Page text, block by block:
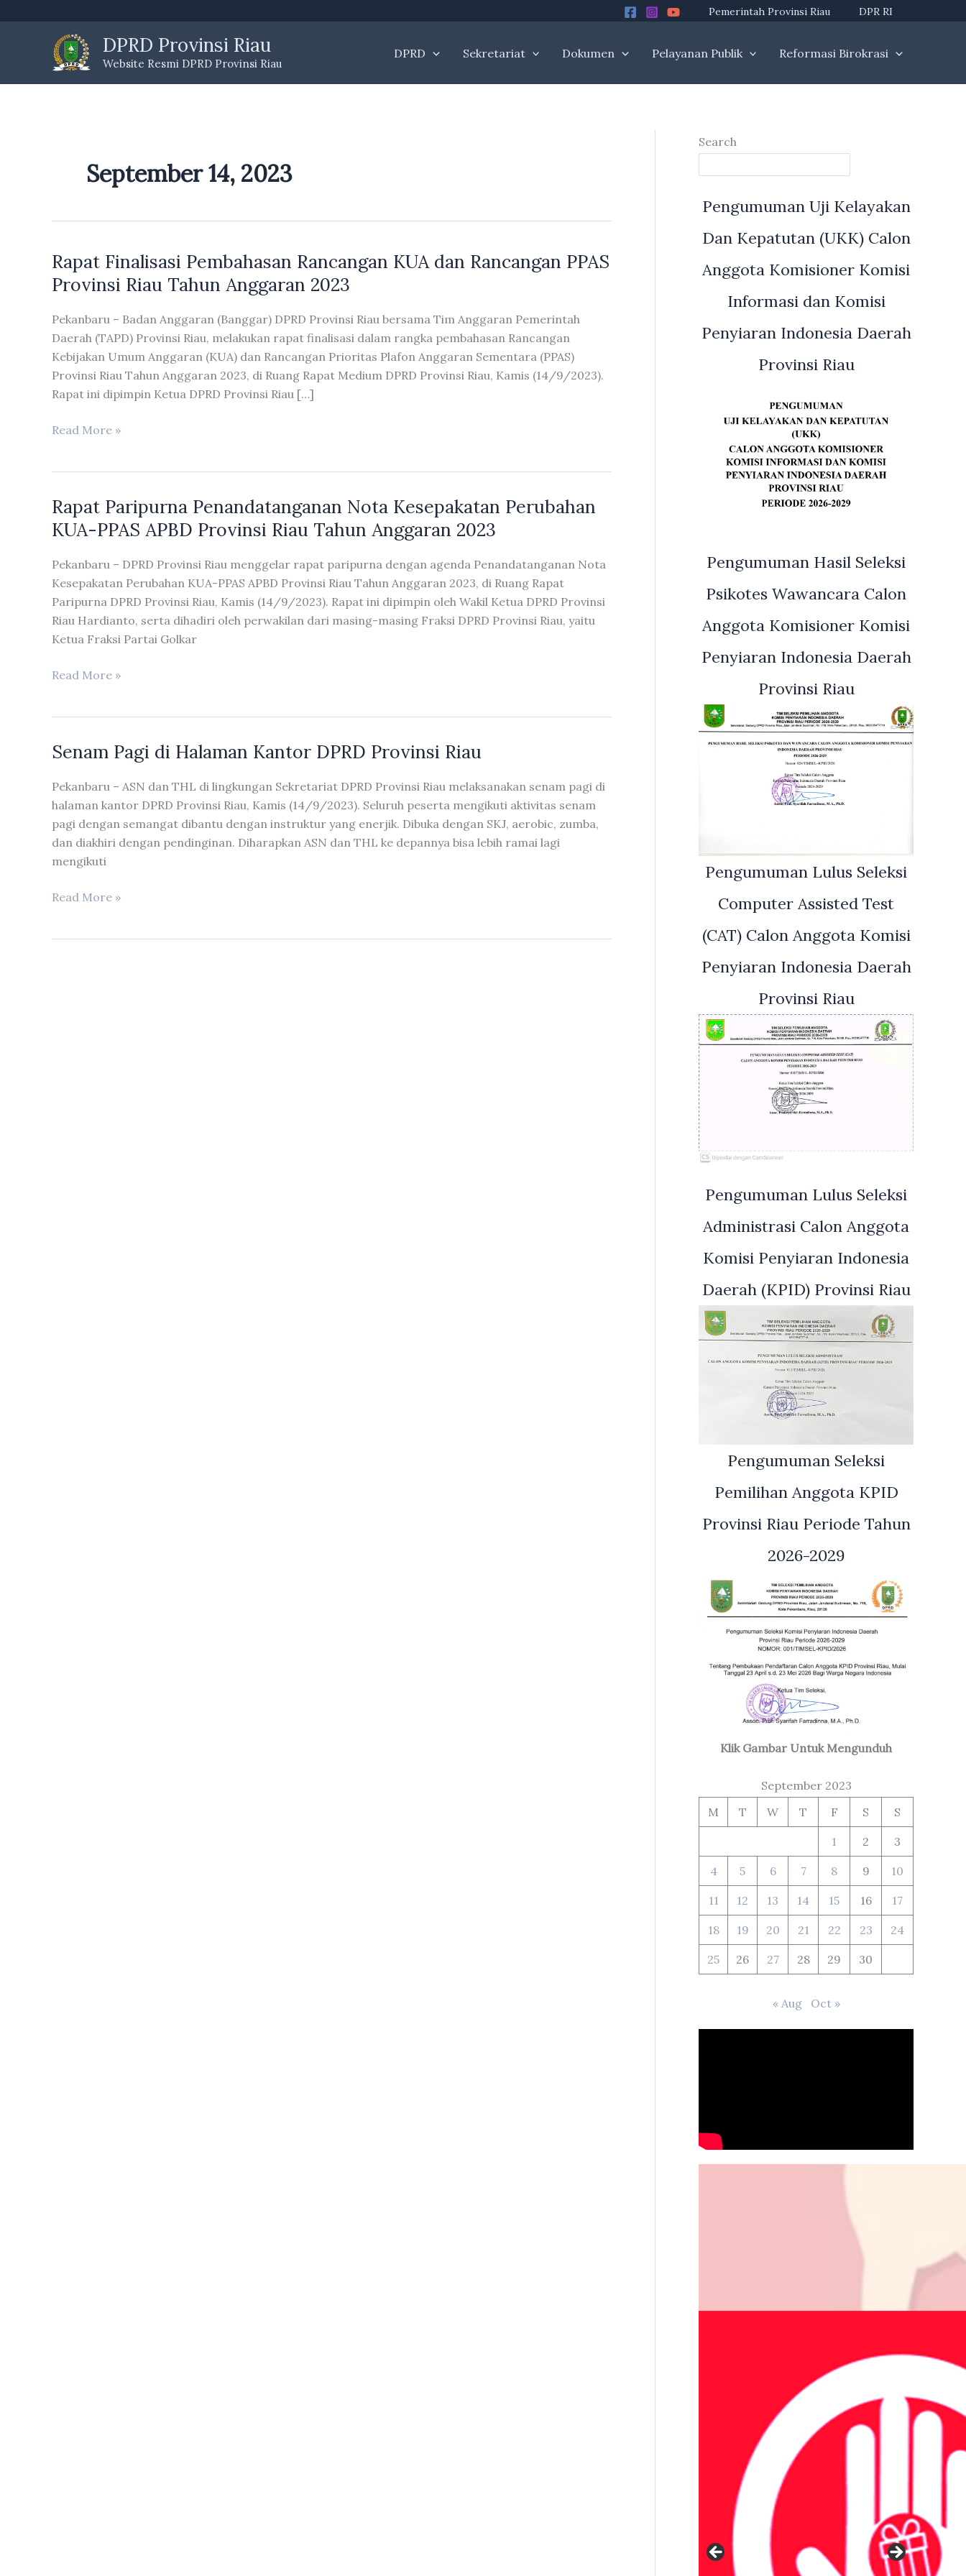
Pemerintah Provinsi Riau DPR RI
DPRD Provinsi Riau
Website Resmi DPRD Provinsi Riau
DPRD Sekretariat Dokumen Pelayanan Publik Reformasi Birokrasi
September 14, 2023
Rapat Finalisasi Pembahasan Rancangan KUA dan Rancangan PPAS
Provinsi Riau Tahun Anggaran 2023
Pekanbaru – Badan Anggaran (Banggar) DPRD Provinsi Riau bersama Tim Anggaran Pemerintah
Daerah (TAPD) Provinsi Riau, melakukan rapat finalisasi dalam rangka pembahasan Rancangan
Kebijakan Umum Anggaran (KUA) dan Rancangan Prioritas Plafon Anggaran Sementara (PPAS)
Provinsi Riau Tahun Anggaran 2023, di Ruang Rapat Medium DPRD Provinsi Riau, Kamis (14/9/2023).
Rapat ini dipimpin Ketua DPRD Provinsi Riau […]
Rapat
KUA
dan
PPAS
Provinsi
Riau
Tahun
Anggaran
Read More »
Rapat Paripurna Penandatanganan Nota Kesepakatan Perubahan
KUA-PPAS APBD Provinsi Riau Tahun Anggaran 2023
Pekanbaru – DPRD Provinsi Riau menggelar rapat paripurna dengan agenda Penandatanganan Nota
Kesepakatan Perubahan KUA-PPAS APBD Provinsi Riau Tahun Anggaran 2023, di Ruang Rapat
Paripurna DPRD Provinsi Riau, Kamis (14/9/2023). Rapat ini dipimpin oleh Wakil Ketua DPRD Provinsi
Riau Hardianto, serta dihadiri oleh perwakilan dari masing-masing Fraksi DPRD Provinsi Riau, yaitu
Ketua Fraksi Partai Golkar
Rapat
Kesepakatan
KUA-
PPAS
APBD
Provinsi
Riau
Anggaran
Read More »
Senam Pagi di Halaman Kantor DPRD Provinsi Riau
Pekanbaru – ASN dan THL di lingkungan Sekretariat DPRD Provinsi Riau melaksanakan senam pagi di
halaman kantor DPRD Provinsi Riau, Kamis (14/9/2023). Seluruh peserta mengikuti aktivitas senam
pagi dengan semangat dibantu dengan instruktur yang enerjik. Dibuka dengan SKJ, aerobic, zumba,
dan diakhiri dengan pendinginan. Diharapkan ASN dan THL ke depannya bisa lebih ramai lagi
mengikuti
Senam
Read More »
Search
Pengumuman Uji Kelayakan
Dan Kepatutan (UKK) Calon
Anggota Komisioner Komisi
Informasi dan Komisi
Penyiaran Indonesia Daerah
Provinsi Riau
Pengumuman Hasil Seleksi
Psikotes Wawancara Calon
Anggota Komisioner Komisi
Penyiaran Indonesia Daerah
Provinsi Riau
Pengumuman Lulus Seleksi
Computer Assisted Test
(CAT) Calon Anggota Komisi
Penyiaran Indonesia Daerah
Provinsi Riau
Pengumuman Lulus Seleksi
Administrasi Calon Anggota
Komisi Penyiaran Indonesia
Daerah (KPID) Provinsi Riau
Pengumuman Seleksi
Pemilihan Anggota KPID
Provinsi Riau Periode Tahun
2026-2029
Klik Gambar Untuk Mengunduh
September 2023
M
T W T F S S
1 2 3
4 5 6 7 8 9 10
11 12 13 14 15 16 17
18 19 20 21 22 23 24
25 26 27 28 29 30
« Aug Oct »